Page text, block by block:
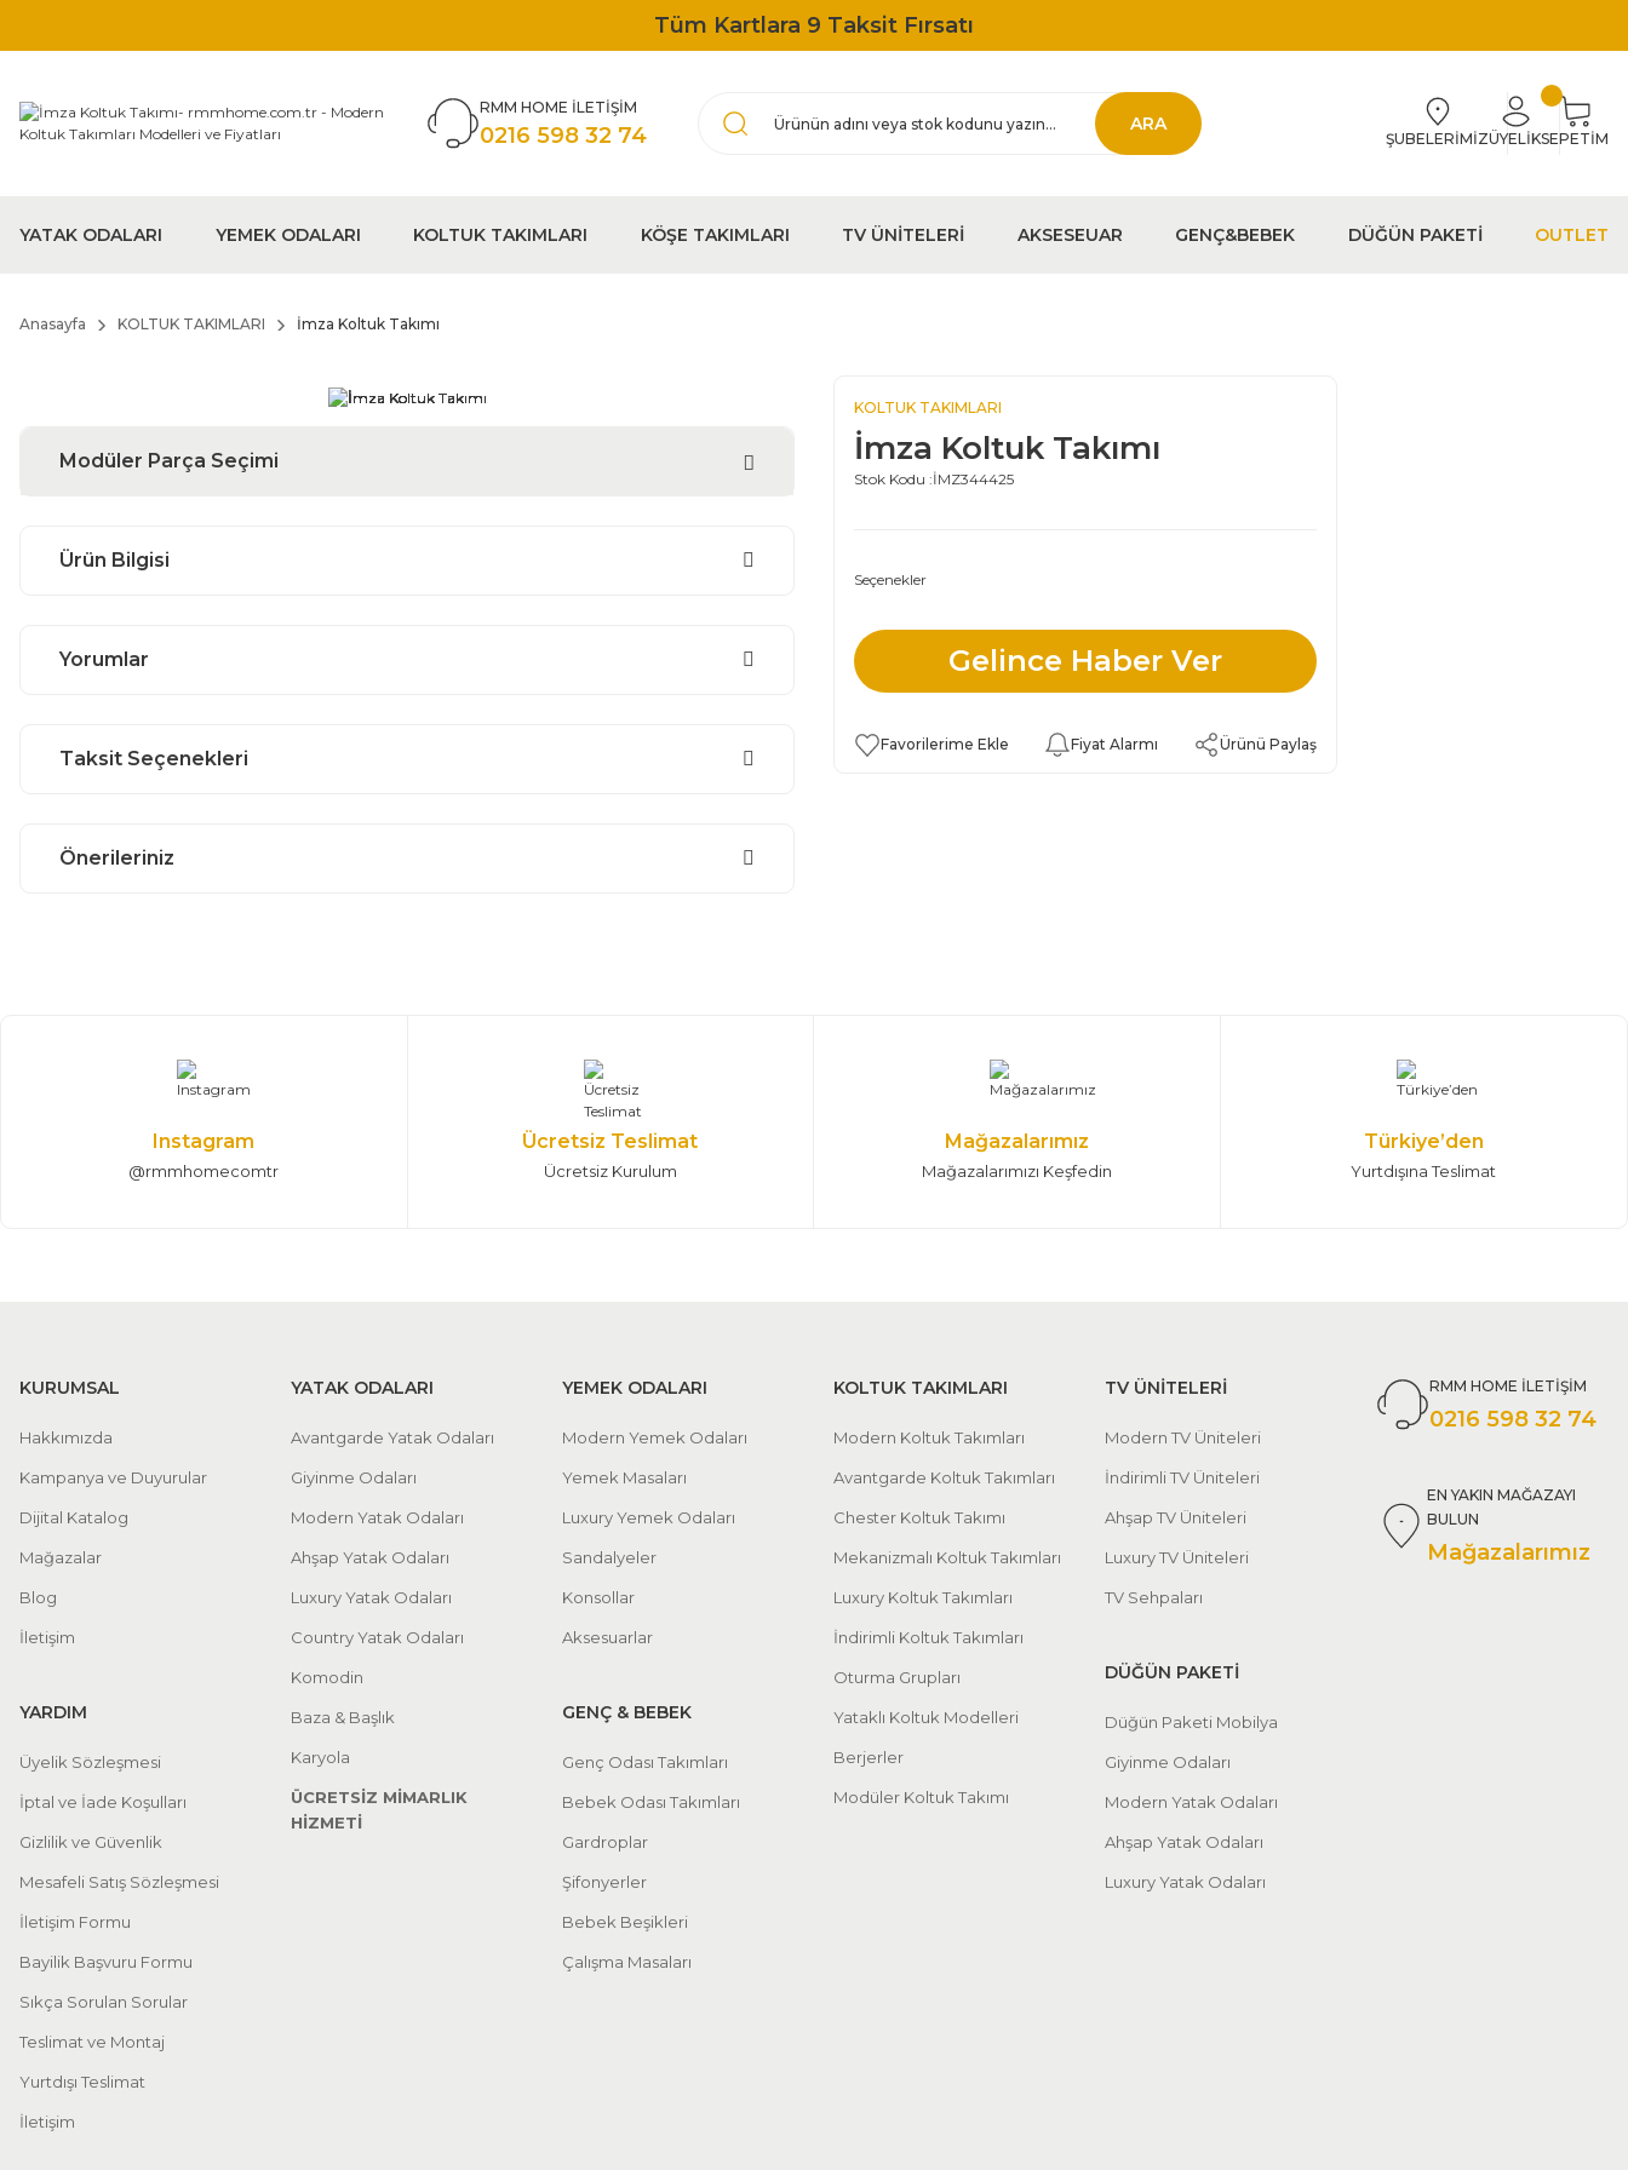
Tüm Kartlara 9 Taksit Fırsatı
RMM HOME İLETİŞİM
0216 598 32 74 ARA
ŞUBELERİMİZÜYELİKSEPETİM
YATAK ODALARI YEMEK ODALARI KOLTUK TAKIMLARI KÖŞE TAKIMLARI TV ÜNİTELERİ AKSESEUAR GENÇ&BEBEK DÜĞÜN PAKETİ OUTLET
Anasayfa KOLTUK TAKIMLARI İmza Koltuk Takımı
Modüler Parça Seçimi
Ürün Bilgisi
Yorumlar
Taksit Seçenekleri
Önerileriniz
KOLTUK TAKIMLARI
İmza Koltuk Takımı
Stok Kodu :İMZ344425
Seçenekler
Gelince Haber Ver
Fiyat Alarmı Ürünü Paylaş
Instagram
@rmmhomecomtr
Ücretsiz Teslimat
Ücretsiz Kurulum
Mağazalarımız
Mağazalarımızı Keşfedin
Türkiye’den
Yurtdışına Teslimat
KURUMSAL
Hakkımızda
Kampanya ve Duyurular
Dijital Katalog
Mağazalar
Blog
İletişim
YARDIM
Üyelik Sözleşmesi
İptal ve İade Koşulları
Gizlilik ve Güvenlik
Mesafeli Satış Sözleşmesi
İletişim Formu
Bayilik Başvuru Formu
Sıkça Sorulan Sorular
Teslimat ve Montaj
Yurtdışı Teslimat
İletişim
YATAK ODALARI
Avantgarde Yatak Odaları
Giyinme Odaları
Modern Yatak Odaları
Ahşap Yatak Odaları
Luxury Yatak Odaları
Country Yatak Odaları
Komodin
Baza & Başlık
Karyola
ÜCRETSİZ MİMARLIK
HİZMETİ
YEMEK ODALARI
Modern Yemek Odaları
Yemek Masaları
Luxury Yemek Odaları
Sandalyeler
Konsollar
Aksesuarlar
GENÇ & BEBEK
Genç Odası Takımları
Bebek Odası Takımları
Gardroplar
Şifonyerler
Bebek Beşikleri
Çalışma Masaları
KOLTUK TAKIMLARI
Modern Koltuk Takımları
Avantgarde Koltuk Takımları
Chester Koltuk Takımı
Mekanizmalı Koltuk Takımları
Luxury Koltuk Takımları
İndirimli Koltuk Takımları
Oturma Grupları
Yataklı Koltuk Modelleri
Berjerler
Modüler Koltuk Takımı
TV ÜNİTELERİ
Modern TV Üniteleri
İndirimli TV Üniteleri
Ahşap TV Üniteleri
Luxury TV Üniteleri
TV Sehpaları
DÜĞÜN PAKETİ
Düğün Paketi Mobilya
Giyinme Odaları
Modern Yatak Odaları
Ahşap Yatak Odaları
Luxury Yatak Odaları
RMM HOME İLETİŞİM
0216 598 32 74
EN YAKIN MAĞAZAYI
BULUN
Mağazalarımız